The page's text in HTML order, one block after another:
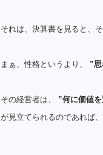
それは、決算書を見ると、
まぁ、性格というより、 ”
その経営者は、 ”何に価値
が見立てられるのであれば